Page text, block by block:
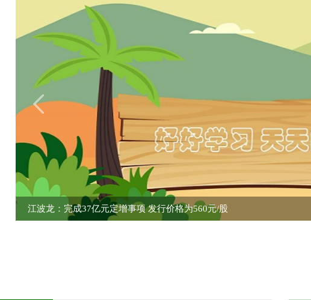
江波龙：完成37亿元定增事项 发行价格为560元/股